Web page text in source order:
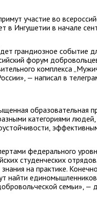
участие во
в Ингушетии в начале
грандиозное событие
форум
комплекса
— написал в
образовательная
категориями людей,
федерального
студенческих
на практике.
найти
семьи», —